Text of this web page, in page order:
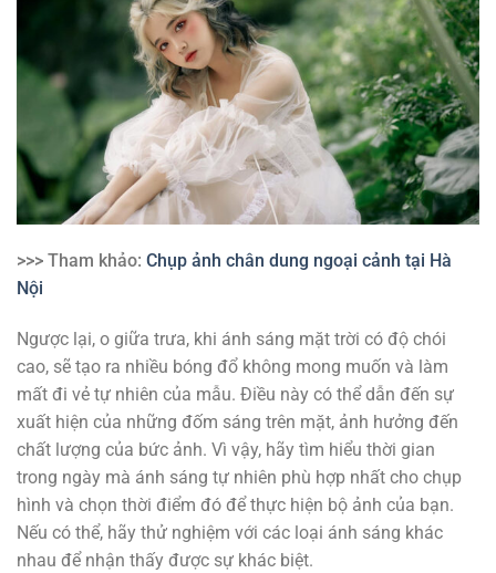
>>> Tham khảo: Chụp ảnh chân dung ngoại cảnh tại Hà
Nội
Ngược lại, o giữa trưa, khi ánh sáng mặt trời có độ chói
cao, sẽ tạo ra nhiều bóng đổ không mong muốn và làm
mất đi vẻ tự nhiên của mẫu. Điều này có thể dẫn đến sự
xuất hiện của những đốm sáng trên mặt, ảnh hưởng đến
chất lượng của bức ảnh. Vì vậy, hãy tìm hiểu thời gian
trong ngày mà ánh sáng tự nhiên phù hợp nhất cho chụp
hình và chọn thời điểm đó để thực hiện bộ ảnh của bạn.
Nếu có thể, hãy thử nghiệm với các loại ánh sáng khác
nhau để nhận thấy được sự khác biệt.